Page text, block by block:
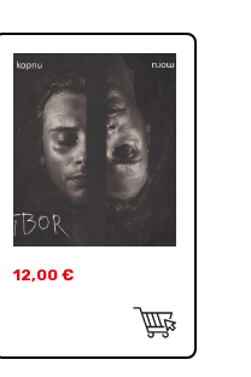
12,00 €